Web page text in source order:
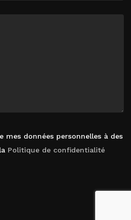
mes données personnelles à des
Politique de confidentialité